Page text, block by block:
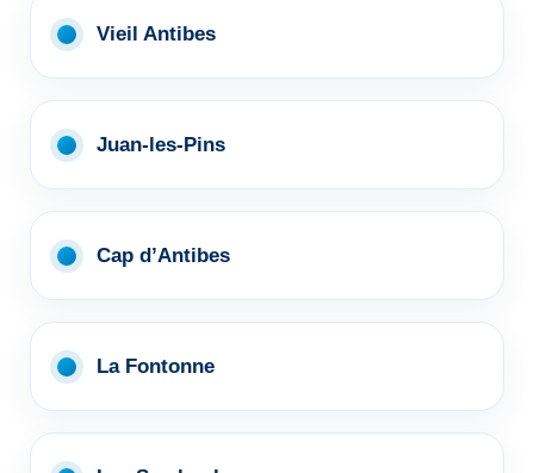
Vieil Antibes
Juan-les-Pins
Cap d’Antibes
La Fontonne